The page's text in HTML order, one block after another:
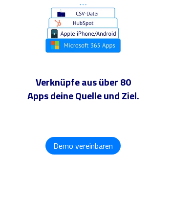
Verknüpfe aus über 80
Apps deine Quelle und Ziel.
Demo vereinbaren